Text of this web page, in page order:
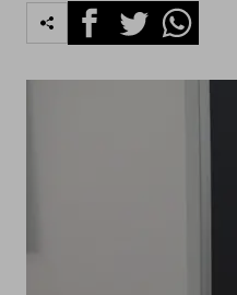
FacebookTwitterWhatsapp